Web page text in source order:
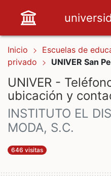
Inicio
Escuelas de
privado
UNIVER San
UNIVER -
ubicación y
INSTITUTO EL
MODA, S.C.
646 visitas